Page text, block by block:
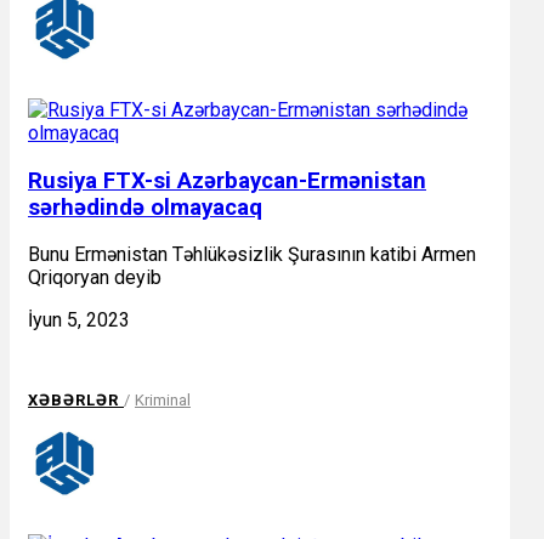
Rusiya FTX-si Azərbaycan-Ermənistan
sərhədində olmayacaq
Bunu Ermənistan Təhlükəsizlik Şurasının katibi Armen
Qriqoryan deyib
İyun 5, 2023
XƏBƏRLƏR / Kriminal